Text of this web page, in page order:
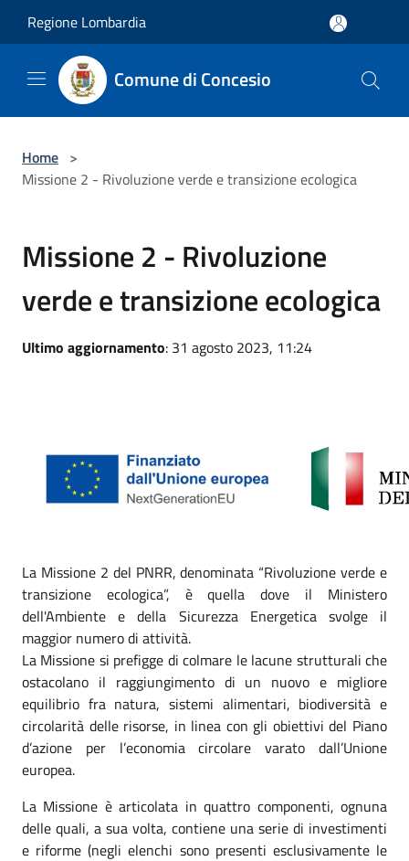
Regione Lombardia
Comune di Concesio
Home >
Missione 2 - Rivoluzione verde e transizione ecologica
Missione 2 - Rivoluzione
verde e transizione ecologica
Ultimo aggiornamento: 31 agosto 2023, 11:24
La Missione 2 del PNRR, denominata “Rivoluzione verde e
transizione ecologica”, è quella dove il Ministero
dell'Ambiente e della Sicurezza Energetica svolge il
maggior numero di attività.
La Missione si prefigge di colmare le lacune strutturali che
ostacolano il raggiungimento di un nuovo e migliore
equilibrio fra natura, sistemi alimentari, biodiversità e
circolarità delle risorse, in linea con gli obiettivi del Piano
d’azione per l’economia circolare varato dall’Unione
europea.
La Missione è articolata in quattro componenti, ognuna
delle quali, a sua volta, contiene una serie di investimenti
e riforme (negli elenchi sono presenti esclusivamente le